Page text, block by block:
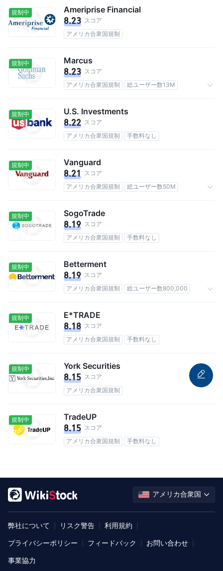
規制中 Ameriprise Financial
8.23 スコア
アメリカ合衆国規制
規制中 Marcus
8.23 スコア
アメリカ合衆国規制
総ユーザー数13M
規制中 U.S. Investments
8.22 スコア
アメリカ合衆国規制
手数料なし
規制中 Vanguard
8.21 スコア
アメリカ合衆国規制
総ユーザー数50M
規制中 SogoTrade
8.19 スコア
アメリカ合衆国規制
手数料なし
規制中 Betterment
8.19 スコア
アメリカ合衆国規制
総ユーザー数800,000
規制中 E*TRADE
8.18 スコア
アメリカ合衆国規制
手数料なし
規制中 York Securities
8.15 スコア
アメリカ合衆国規制
規制中 TradeUP
8.15 スコア
アメリカ合衆国規制
手数料なし
アメリカ合衆国
弊社について リスク警告 利用規約
プライバシーポリシー フィードバック お問い合わせ
事業協力